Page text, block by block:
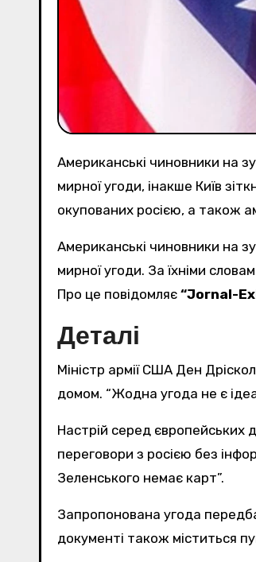
Американські чиновники на
мирної угоди, інакше Київ
окупованих росією, а також
Американські чиновники на зустрічі з послами НАТО в Києві заявили, що США планують наполягати на якнайшвидшому підписанні Україною
мирної угоди. За їхніми
Про це повідомляє “Jornal-
Деталі
Міністр армії США Ден
домом. “Жодна угода не є
Настрій серед європейських
переговори з росією без
Зеленського немає карт”.
Запропонована угода
документі також міститься